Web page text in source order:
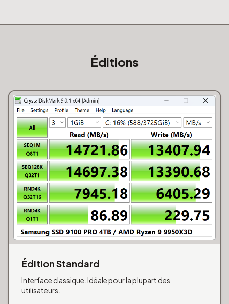
Éditions
Édition Standard
Interface classique. Idéale pour la plupart des
utilisateurs.